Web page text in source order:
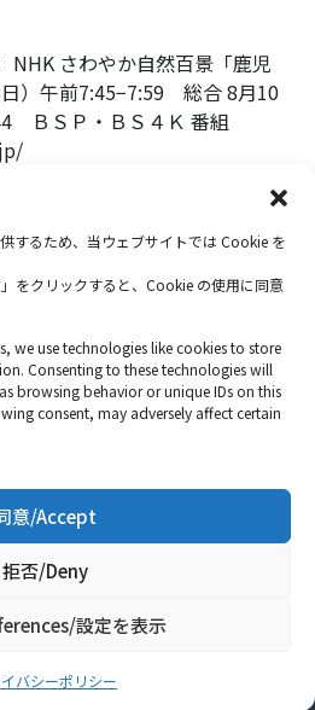
するため、当ウェブサイトでは Cookie を
をクリックすると、Cookie の使用に同意
we use technologies like cookies to store
Consenting to these technologies will
browsing behavior or unique IDs on this
consent, may adversely affect certain
意/Accept
拒否/Deny
設定を表示
バシーポリシー
NHK さわやか自然百景「鹿児
）午前7:45−7:59 総合 8月10
ＢＳＰ・ＢＳ４Ｋ 番組
3 次へ →
Reserved.